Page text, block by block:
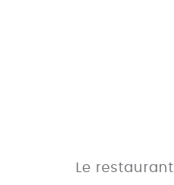
Le restaurant